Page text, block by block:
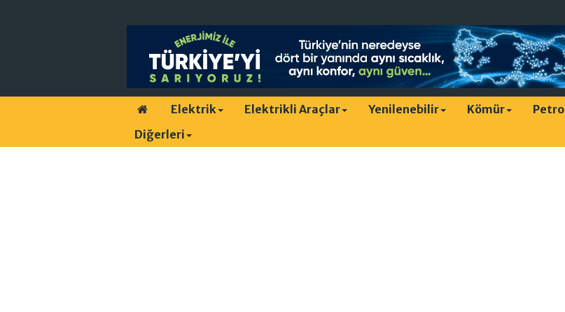
Elektrik Elektrikli Araçlar Yenilenebilir Kömür Petrol
Diğerleri